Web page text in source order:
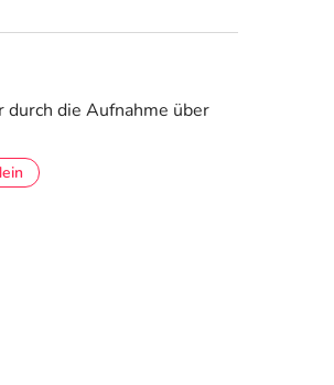
durch die Aufnahme über